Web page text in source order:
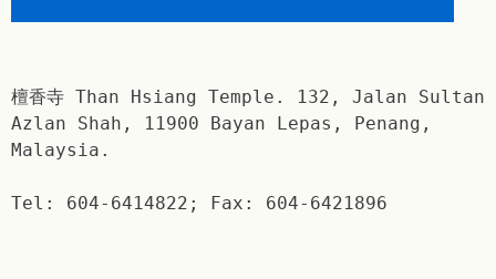
檀香寺 Than Hsiang Temple. 132, Jalan Sultan
Azlan Shah, 11900 Bayan Lepas, Penang,
Malaysia.
Tel: 604-6414822; Fax: 604-6421896